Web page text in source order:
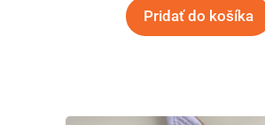
Pridať do košíka